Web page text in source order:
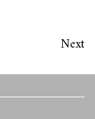
Next